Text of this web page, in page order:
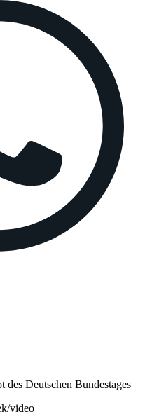
des Deutschen Bundestages
video